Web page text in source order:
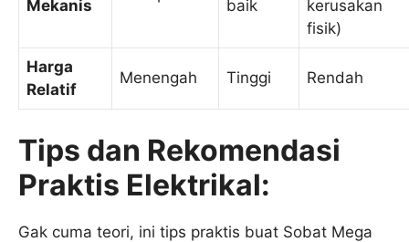
Mekanis baik
kerusakan
fisik)
Harga
Relatif
Menengah Tinggi Rendah
Tips dan Rekomendasi
Praktis Elektrikal:
Gak cuma teori, ini tips praktis buat Sobat Mega